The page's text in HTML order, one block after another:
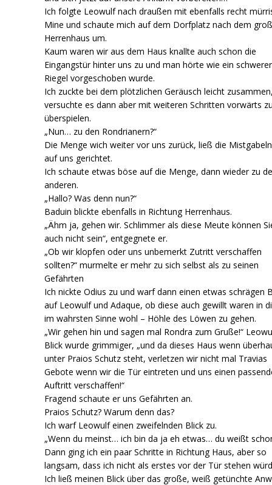
Ich folgte Leowulf nach draußen mit ebenfalls recht
Mine und schaute mich auf dem Dorfplatz nach dem
Herrenhaus um.
Kaum waren wir aus dem Haus knallte auch schon die
Eingangstür hinter uns zu und man hörte wie ein schwerer
Riegel vorgeschoben wurde.
Ich zuckte bei dem plötzlichen Geräusch leicht
versuchte es dann aber mit weiteren Schritten vorwärts
überspielen.
„Nun… zu den Rondrianern?“
Die Menge wich weiter vor uns zurück, ließ die
auf uns gerichtet.
Ich schaute etwas böse auf die Menge, dann wieder zu
anderen.
„Hallo? Was denn nun?“
Baduin blickte ebenfalls in Richtung Herrenhaus.
„Ähm ja, gehen wir. Schlimmer als diese Meute können
auch nicht sein“, entgegnete er.
„Ob wir klopfen oder uns unbemerkt Zutritt verschaffen
sollten?“ murmelte er mehr zu sich selbst als zu seinen
Gefährten
Ich nickte Odius zu und warf dann einen etwas schrägen
auf Leowulf und Adaque, ob diese auch gewillt waren in
im wahrsten Sinne wohl – Höhle des Löwen zu gehen.
„Wir gehen hin und sagen mal Rondra zum Gruße!“
Blick wurde grimmiger, „und da dieses Haus wenn
unter Praios Schutz steht, verletzen wir nicht mal Travias
Gebote wenn wir die Tür eintreten und uns einen
Auftritt verschaffen!“
Fragend schaute er uns Gefährten an.
Praios Schutz? Warum denn das?
Ich warf Leowulf einen zweifelnden Blick zu.
„Wenn du meinst… ich bin da ja eh etwas… du weißt
Dann ging ich ein paar Schritte in Richtung Haus, aber so
langsam, dass ich nicht als erstes vor der Tür stehen
Ich ließ meinen Blick über das große, weiß getünchte